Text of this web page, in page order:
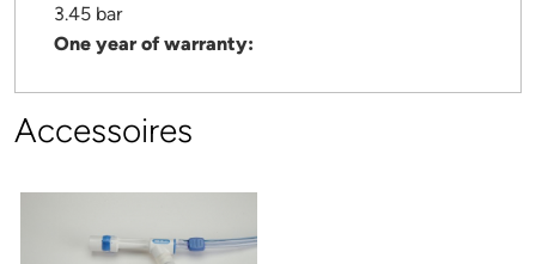
3.45 bar
One year of warranty:
Accessoires